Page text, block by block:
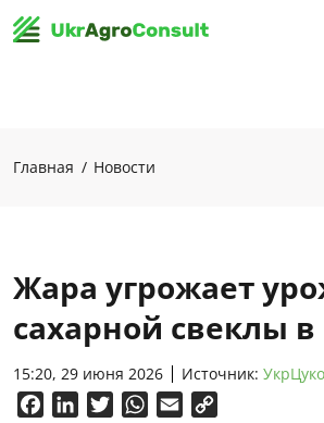
Главная Новости
Жара угрожает
сахарной свеклы в
15:20, 29 июня 2026 Источник:
FacebookLinkedInTwitterWhatsApp
Email